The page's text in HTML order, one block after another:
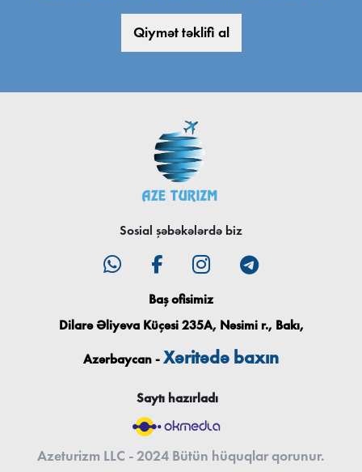
Qiymət təklifi al
Sosial şəbəkələrdə biz
Baş ofisimiz
Dilarə Əliyeva Küçəsi 235A, Nəsimi r., Bakı,
Azərbaycan - Xəritədə baxın
Saytı hazırladı
Azeturizm LLC - 2024 Bütün hüquqlar qorunur.